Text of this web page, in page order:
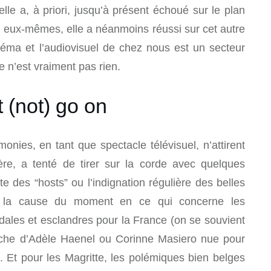
a, à priori, jusqu’à présent échoué sur le plan
mêmes, elle a néanmoins réussi sur cet autre
et l’audiovisuel de chez nous est un secteur
n’est vraiment pas rien.
(not) go on
en tant que spectacle télévisuel, n’attirent
a tenté de tirer sur la corde avec quelques
des “hosts” ou l’indignation régulière des belles
la cause du moment en ce qui concerne les
et esclandres pour la France (on se souvient
d’Adèle Haenel ou Corinne Masiero nue pour
Et pour les Magritte, les polémiques bien belges